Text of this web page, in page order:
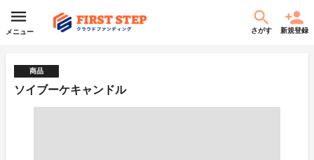
メニュー さがす 新規登録
商品
ソイブーケキャンドル